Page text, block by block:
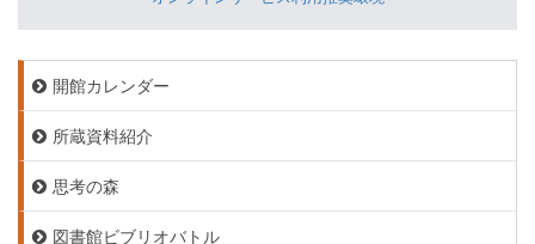
開館カレンダー
所蔵資料紹介
思考の森
図書館ビブリオバトル